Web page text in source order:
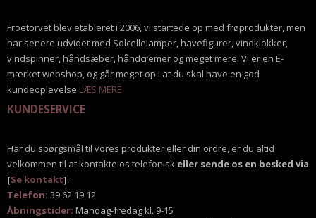
Froetorvet blev etableret i 2006, vi startede op med frøprodukter, men
har senere udvidet med Solcellelamper, havefigurer, vindklokker,
vindspinner, håndsæber, håndcremer og meget mere. Vi er en E-
mærket webshop, og går meget op i at du skal have en god
kundeoplevelse LÆS MERE
KUNDESERVICE
Har du spørgsmål til vores produkter eller din ordre, er du altid
velkommen til at kontakte os telefonisk eller sende os en besked via
[Se kontakt].
Telefon: 39 62 19 12
Åbningstider: Mandag-fredag kl. 9-15